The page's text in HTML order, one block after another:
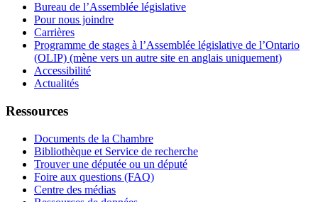
Bureau de l’Assemblée législative
Pour nous joindre
Carrières
Programme de stages à l’Assemblée législative de l’Ontario
(OLIP) (mène vers un autre site en anglais uniquement)
Accessibilité
Actualités
Ressources
Documents de la Chambre
Bibliothèque et Service de recherche
Trouver une députée ou un député
Foire aux questions (FAQ)
Centre des médias